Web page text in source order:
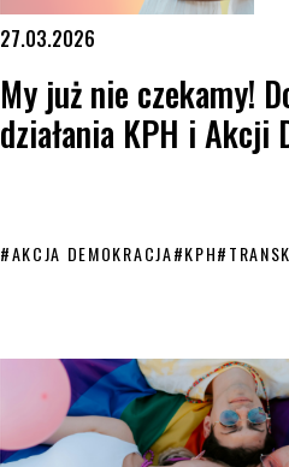
27.03.2026
My już nie czekamy!
działania KPH i Akcji
#AKCJA DEMOKRACJA#KPH#